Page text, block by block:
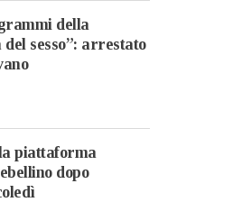
della
sesso”: arrestato
piattaforma
dopo